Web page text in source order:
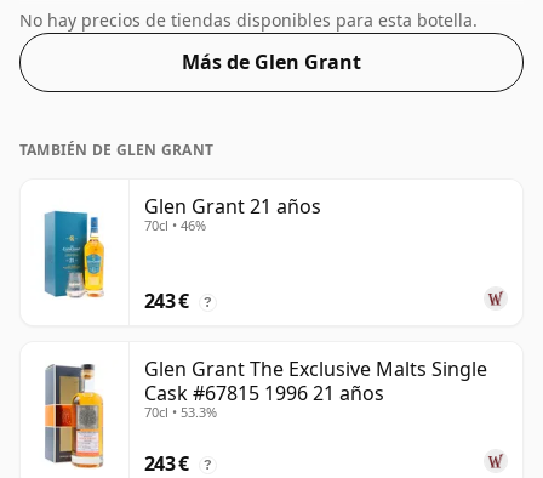
mayor concentración, con un ABV del 54,9%. Se
presenta en el tamaño de embotellado habitual de 70
cl.
No hay precios de tiendas disponibles para esta botella.
Más de Glen Grant
TAMBIÉN DE GLEN GRANT
Glen Grant 21 años
70cl • 46%
243 € ?
Glen Grant The Exclusive Malts Single
Cask #67815 1996 21 años
70cl • 53.3%
243 € ?